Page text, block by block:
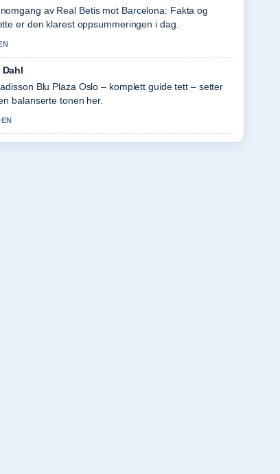
av Real Betis mot Barcelona: Fakta og
er den klarest oppsummeringen i dag.
Blu Plaza Oslo – komplett guide tett – setter
balanserte tonen her.